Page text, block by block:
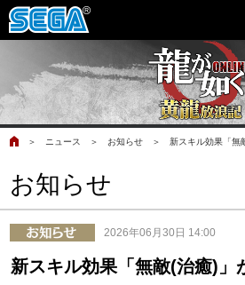
＞ ニュース ＞ お知らせ ＞ 新スキル効果「無
お知らせ
2026年06月30日 14:00
新スキル効果「無敵(治癒)」